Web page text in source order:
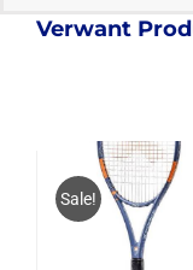
Verwant
Sale!